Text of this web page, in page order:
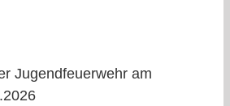
Jugendfeuerwehr am